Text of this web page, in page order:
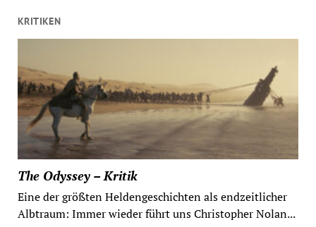
KRITIKEN
The Odyssey – Kritik
Eine der größten Heldengeschichten als endzeitlicher
Albtraum: Immer wieder führt uns Christopher Nolan...